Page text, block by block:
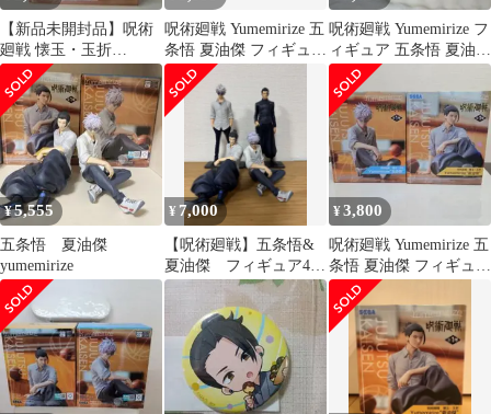
【新品未開封品】呪術
廻戦 懐玉・玉折
Yumemirize 夏油傑 フィ
ギュア
呪術廻戦 Yumemirize 五
条悟 夏油傑 フィギュア
2種セット
呪術廻戦 Yumemirize フ
ィギュア 五条悟 夏油傑
セット
¥5,555
五条悟 夏油傑
yumemirize
¥ 7,000
【呪術廻戦】五条悟&
夏油傑 フィギュア4体
セット
¥3,800
呪術廻戦 Yumemirize 五
条悟 夏油傑 フィギュア
2種セット